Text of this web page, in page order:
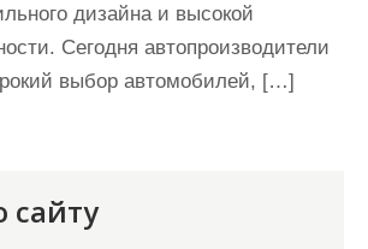
дизайна и высокой
Сегодня автопроизводители
выбор автомобилей, […]
сайту